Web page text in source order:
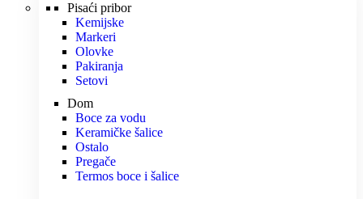
Pisaći pribor
Kemijske
Markeri
Olovke
Pakiranja
Setovi
Dom
Boce za vodu
Keramičke šalice
Ostalo
Pregače
Termos boce i šalice